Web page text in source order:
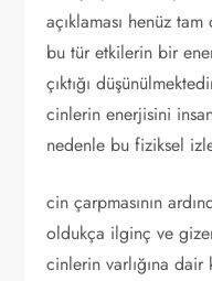
açıklaması henüz
bu tür etkilerin bir
çıktığı
cinlerin enerjisini
nedenle bu fiziksel
cin çarpmasının
oldukça ilginç ve
cinlerin varlığına